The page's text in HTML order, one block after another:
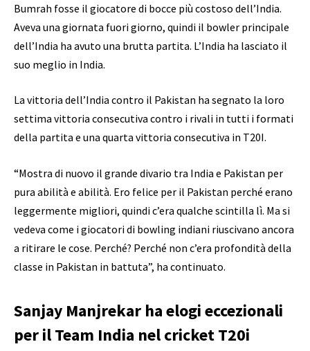
Bumrah fosse il giocatore di bocce più costoso dell’India.
Aveva una giornata fuori giorno, quindi il bowler principale
dell’India ha avuto una brutta partita. L’India ha lasciato il
suo meglio in India.
La vittoria dell’India contro il Pakistan ha segnato la loro
settima vittoria consecutiva contro i rivali in tutti i formati
della partita e una quarta vittoria consecutiva in T20I.
“Mostra di nuovo il grande divario tra India e Pakistan per
pura abilità e abilità. Ero felice per il Pakistan perché erano
leggermente migliori, quindi c’era qualche scintilla lì. Ma si
vedeva come i giocatori di bowling indiani riuscivano ancora
a ritirare le cose. Perché? Perché non c’era profondità della
classe in Pakistan in battuta”, ha continuato.
Sanjay Manjrekar ha elogi eccezionali
per il Team India nel cricket T20i